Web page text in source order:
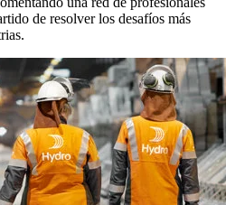
de resolver los desafíos más